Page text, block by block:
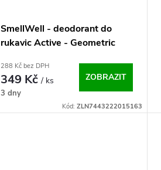
SmellWell - deodorant do
rukavic Active - Geometric
288 Kč bez DPH
349 Kč/ ks
3 dny
ZOBRAZIT
Kód: ZLN7443222015163